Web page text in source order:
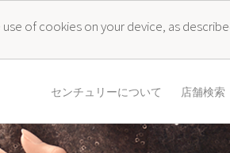
of cookies on your device, as
センチュリーについて 店舗検索